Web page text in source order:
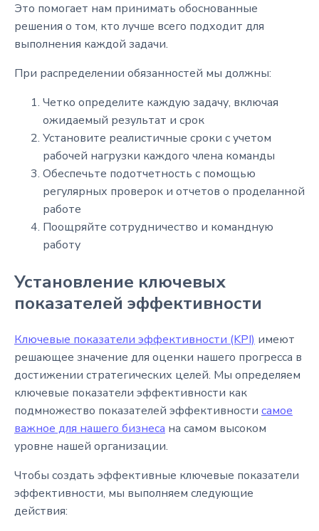
Это помогает нам принимать обоснованные
решения о том, кто лучше всего подходит для
выполнения каждой задачи.
При распределении обязанностей мы должны:
Четко определите каждую задачу, включая
ожидаемый результат и срок
Установите реалистичные сроки с учетом
рабочей нагрузки каждого члена команды
Обеспечьте подотчетность с помощью
регулярных проверок и отчетов о проделанной
работе
Поощряйте сотрудничество и командную
работу
Установление ключевых
показателей эффективности
Ключевые показатели эффективности (KPI) имеют
решающее значение для оценки нашего прогресса в
достижении стратегических целей. Мы определяем
ключевые показатели эффективности как
подмножество показателей эффективности самое
важное для нашего бизнеса на самом высоком
уровне нашей организации.
Чтобы создать эффективные ключевые показатели
эффективности, мы выполняем следующие
действия: